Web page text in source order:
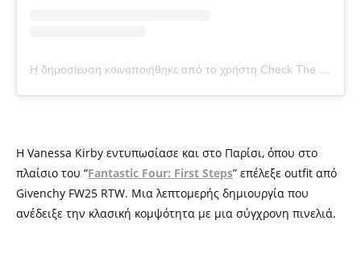
Η δημοσίευση κοινοποιήθηκε από το χρήστη Check The Tag (@checkthetag)
Η Vanessa Kirby εντυπωσίασε και στο Παρίσι, όπου στο
πλαίσιο του “Fantastic Four: First Steps” επέλεξε outfit από
Givenchy FW25 RTW. Μια λεπτομερής δημιουργία που
ανέδειξε την κλασική κομψότητα με μια σύγχρονη πινελιά.